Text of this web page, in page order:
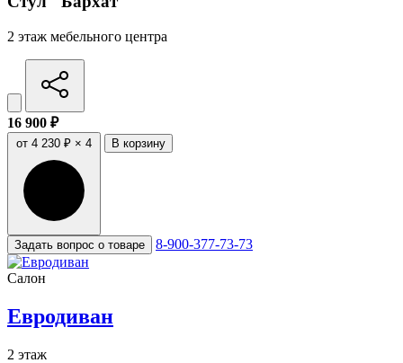
2 этаж мебельного центра
16 900 ₽
от 4 230 ₽ × 4 В корзину
Задать вопрос о товаре 8-900-377-73-73
Салон
Евродиван
2 этаж